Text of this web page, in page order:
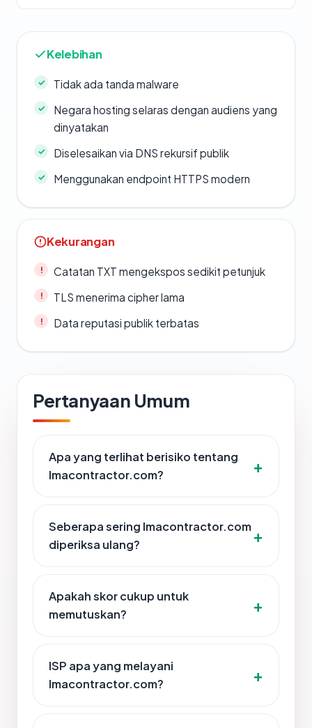
Kelebihan
Tidak ada tanda malware
Negara hosting selaras dengan audiens yang
dinyatakan
Diselesaikan via DNS rekursif publik
Menggunakan endpoint HTTPS modern
Kekurangan
Catatan TXT mengekspos sedikit petunjuk
TLS menerima cipher lama
Data reputasi publik terbatas
Pertanyaan Umum
Apa yang terlihat berisiko tentang
lmacontractor.com?
Seberapa sering lmacontractor.com
diperiksa ulang?
Apakah skor cukup untuk
memutuskan?
ISP apa yang melayani
lmacontractor.com?